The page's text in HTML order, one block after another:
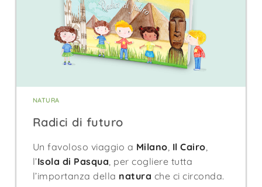
NATURA
Radici di futuro
Un favoloso viaggio a Milano, Il Cairo,
l’Isola di Pasqua, per cogliere tutta
l’importanza della natura che ci circonda.